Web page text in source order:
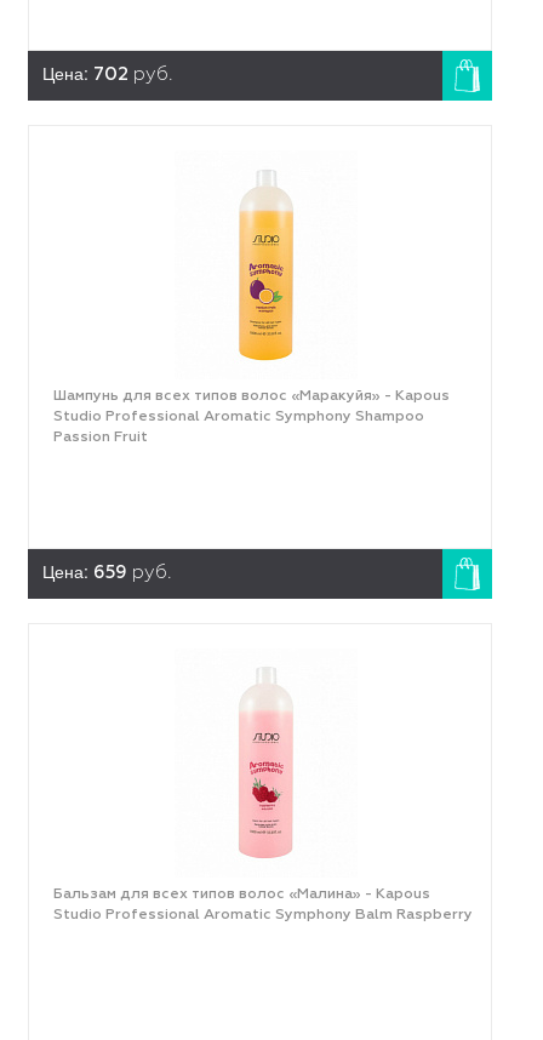
Цена: 702 руб.
Шампунь для всех типов волос «Маракуйя» - Kapous
Studio Professional Aromatic Symphony Shampoo
Passion Fruit
Цена: 659 руб.
Бальзам для всех типов волос «Малина» - Kapous
Studio Professional Aromatic Symphony Balm Raspberry